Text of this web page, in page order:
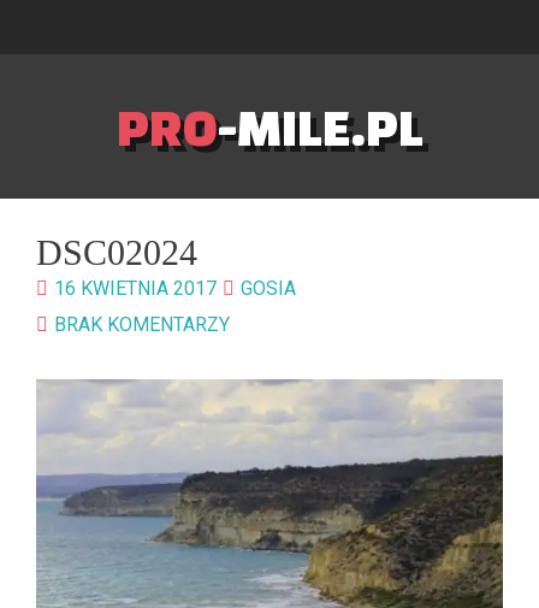
PRO-MILE.PL
DSC02024
16 KWIETNIA 2017
GOSIA
BRAK KOMENTARZY